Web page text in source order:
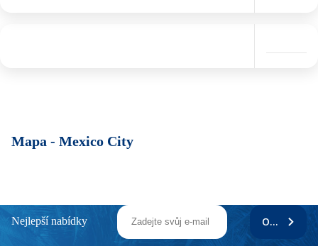
Mapa - Mexico City
Nejlepší nabídky ODEBÍRAT